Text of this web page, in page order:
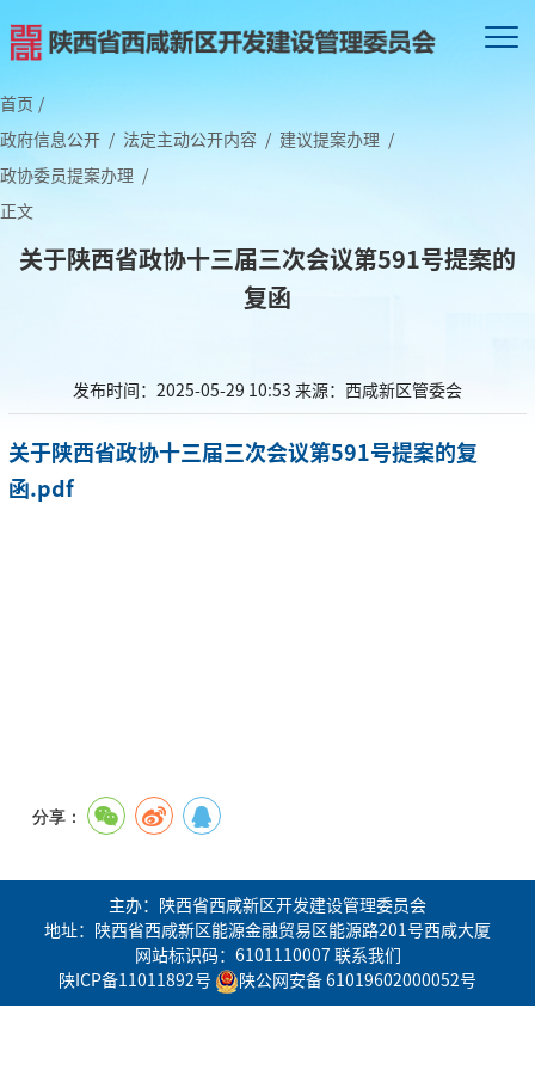
首页 /
政府信息公开 / 法定主动公开内容 / 建议提案办理 /
政协委员提案办理 /
正文
关于陕西省政协十三届三次会议第591号提案的
复函
发布时间：2025-05-29 10:53 来源：西咸新区管委会
关于陕西省政协十三届三次会议第591号提案的复
函.pdf
分享：
主办：陕西省西咸新区开发建设管理委员会
地址：陕西省西咸新区能源金融贸易区能源路201号西咸大厦
网站标识码：6101110007 联系我们
陕ICP备11011892号
陕公网安备 61019602000052号